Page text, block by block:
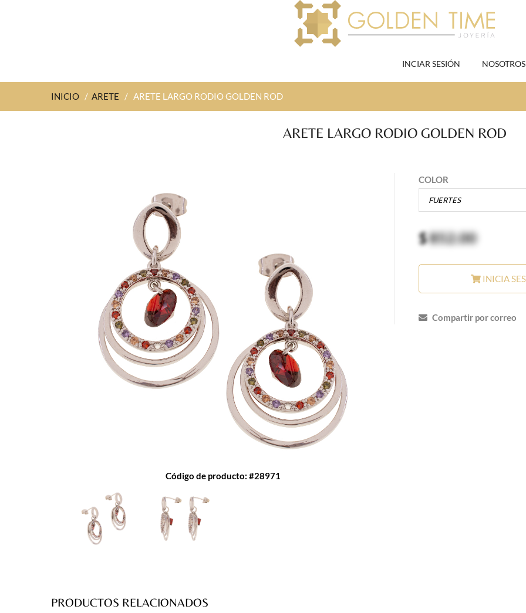
INCIAR SESIÓN NOSOTROS
INICIO / ARETE / ARETE LARGO RODIO GOLDEN ROD
ARETE LARGO RODIO GOLDEN ROD
Código de producto: #28971
COLOR
$852.00
INICIA
Compartir por correo
PRODUCTOS RELACIONADOS